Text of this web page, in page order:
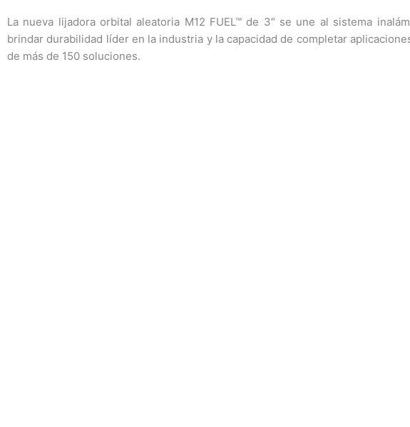
La nueva lijadora orbital aleatoria M12 FUEL™ de 3″ se une al sistema
brindar durabilidad líder en la industria y la capacidad de completar
de más de 150 soluciones.